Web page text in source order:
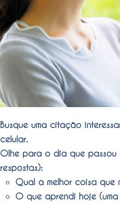
Busque uma citação
celular.
Olhe para o dia que passou
respostas):
Qual a melhor coisa que
O que aprendi hoje (uma